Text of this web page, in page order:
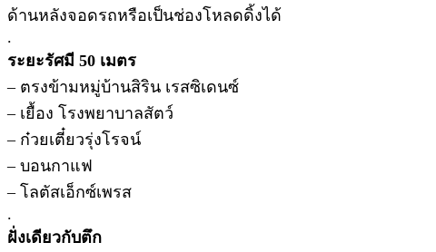
ด้านหลังจอดรถหรือเป็นช่องโหลดดิ้งได้
.
ระยะรัศมี 50 เมตร
– ตรงข้ามหมู่บ้านสิริน เรสซิเดนซ์
– เยื้อง โรงพยาบาลสัตว์
– ก๋วยเตี๋ยวรุ่งโรจน์
– บอนกาแฟ
– โลตัสเอ็กซ์เพรส
.
ฝั่งเดียวกับตึก